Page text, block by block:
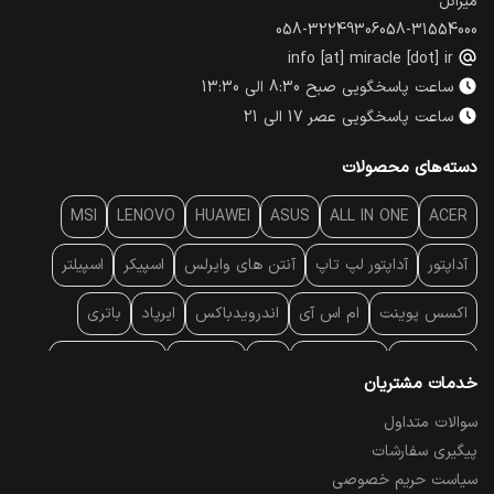
058-31554000
058-32249306
info [at] miracle [dot] ir
ساعت پاسخگویی صبح 8:30 الی 13:30
ساعت پاسخگویی عصر 17 الی 21
دسته‌های محصولات
ACER
ALL IN ONE
ASUS
HUAWEI
LENOVO
MSI
آداپتور آداپتور لپ تاپ آنتن‌ های وایرلس اسپیکر اسپیلتر
اکسس پوینت ام اس آی اندرویدباکس ایرپاد باتری
پایه سقفی
پرده نمایش
خدمات مشتریان
سوالات متداول
پیگیری سفارشات
سیاست حریم خصوصی